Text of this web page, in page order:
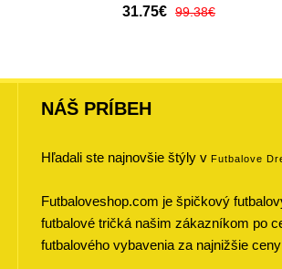
31.75€ 99.38€
NÁŠ PRÍBEH
Hľadali ste najnovšie štýly v Futbalove
Futbaloveshop.com je špičkový
futbalové tričká našim zákazníkom po
futbalového vybavenia za najnižšie